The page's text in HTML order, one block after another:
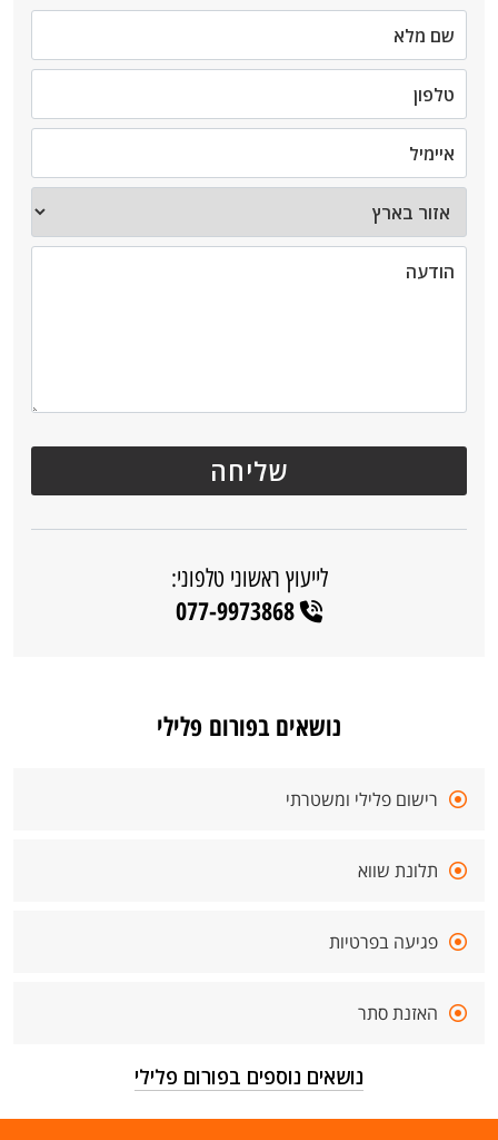
לייעוץ ראשוני טלפוני:
077-9973868
נושאים בפורום פלילי
רישום פלילי ומשטרתי
תלונת שווא
פגיעה בפרטיות
האזנת סתר
נושאים נוספים בפורום פלילי